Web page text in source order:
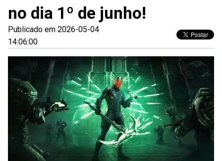
no dia 1º de junho!
Publicado em 2026-05-04
14:06:00